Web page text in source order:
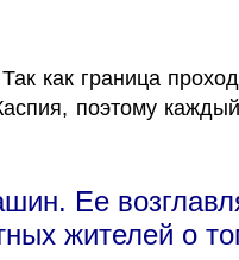
как граница
поэтому
Ее
жителей о